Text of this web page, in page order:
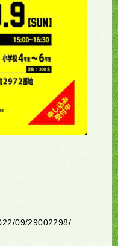
09/29002298/